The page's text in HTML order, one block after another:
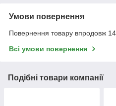
Умови повернення
Повернення товару впродовж
Всі умови повернення
Подібні товари компанії